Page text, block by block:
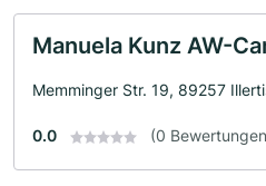
Manuela Kunz AW-
Memminger Str. 19, 89257
0.0 (0